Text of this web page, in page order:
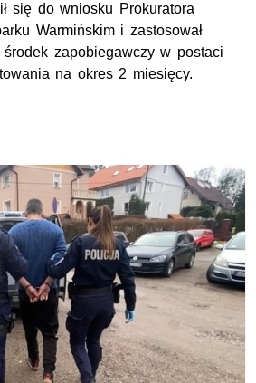
się do wniosku Prokuratora
Warmińskim i zastosował
zapobiegawczy w postaci
na okres 2 miesięcy.